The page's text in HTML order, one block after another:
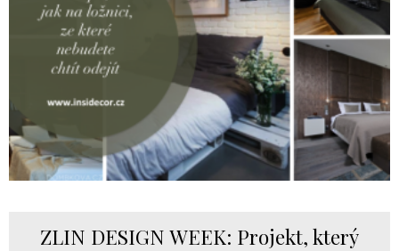
ZLIN DESIGN WEEK: Projekt, který